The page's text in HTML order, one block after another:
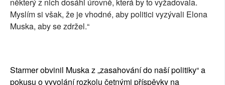
Myslím si však, že je vhodné, aby politici vyzývali Elona
Muska, aby se zdržel.“
Starmer obvinil Muska z „zasahování do naší politiky“ a
pokusu o vyvolání rozkolu četnými příspěvky na